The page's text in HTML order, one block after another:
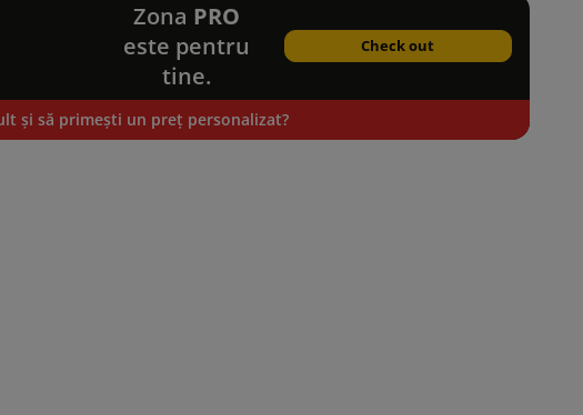
Zona PRO
este pentru
tine.
Check out
și să primești un preț personalizat?